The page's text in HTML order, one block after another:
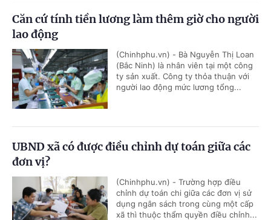
Căn cứ tính tiền lương làm thêm giờ cho người
lao động
(Chinhphu.vn) - Bà Nguyễn Thị Loan
(Bắc Ninh) là nhân viên tại một công
ty sản xuất. Công ty thỏa thuận với
người lao động mức lương tổng...
UBND xã có được điều chỉnh dự toán giữa các
đơn vị?
(Chinhphu.vn) - Trường hợp điều
chỉnh dự toán chi giữa các đơn vị sử
dụng ngân sách trong cùng một cấp
xã thì thuộc thẩm quyền điều chỉnh...